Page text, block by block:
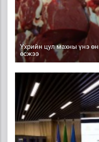
Үхрийн цул махны үнэ
өсжээ